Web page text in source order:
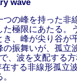
wave
の峰を持った非
極限にあたる。
、峰が尖り谷が
の振舞いが、孤立
、波を支配する
する非線形孤立